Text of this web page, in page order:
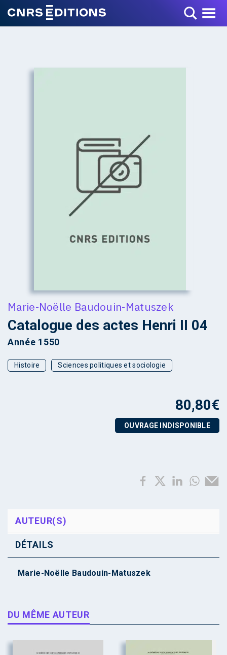
Toggle Menu
Marie-Noëlle Baudouin-Matuszek
Catalogue des actes Henri II 04
Année 1550
Histoire Sciences politiques et sociologie
80,80€
OUVRAGE INDISPONIBLE
AUTEUR(S)
DÉTAILS
Marie-Noëlle Baudouin-Matuszek
DU MÊME AUTEUR